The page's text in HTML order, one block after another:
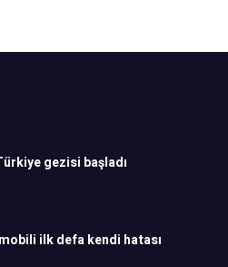
gezisi başladı
ilk defa kendi hatası